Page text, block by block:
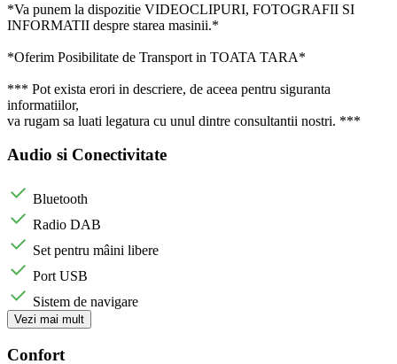
*Va punem la dispozitie VIDEOCLIPURI, FOTOGRAFII SI
INFORMATII despre starea masinii.*
*Oferim Posibilitate de Transport in TOATA TARA*
*** Pot exista erori in descriere, de aceea pentru siguranta
informatiilor,
va rugam sa luati legatura cu unul dintre consultantii nostri. ***
Audio si Conectivitate
Bluetooth
Radio DAB
Set pentru mâini libere
Port USB
Sistem de navigare
Vezi mai mult
Confort